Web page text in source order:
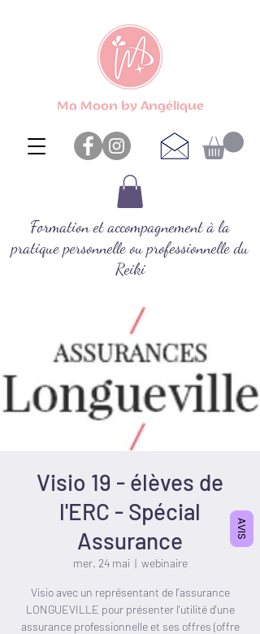
Ma Moon by Angélique
Formation et accompagnement à la
pratique personnelle ou professionnelle du
Reiki
Visio 19 - élèves de
l'ERC - Spécial
Assurance
mer. 24 mai
  |
webinaire
Visio avec un représentant de l'assurance
LONGUEVILLE pour présenter l'utilité d'une
assurance professionnelle et ses offres (offre
AVIS